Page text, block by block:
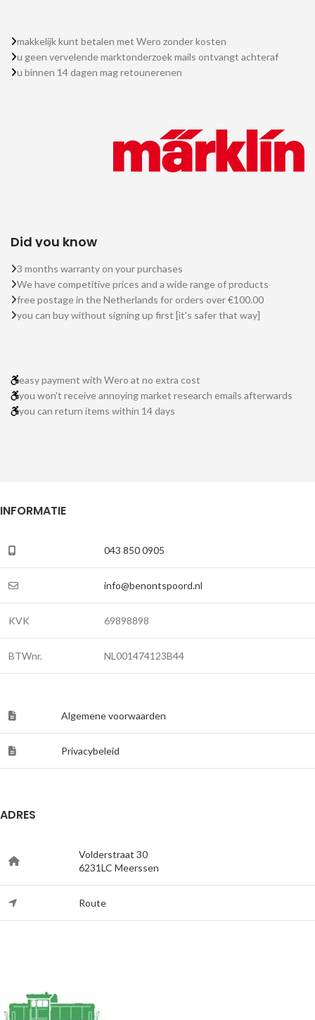
makkelijk kunt betalen met Wero zonder kosten
u geen vervelende marktonderzoek mails ontvangt achteraf
u binnen 14 dagen mag retounerenen
Did you know
3 months warranty on your purchases
We have competitive prices and a wide range of products
free postage in the Netherlands for orders over €100.00
you can buy without signing up first [it's safer that way]
easy payment with Wero at no extra cost
you won't receive annoying market research emails afterwards
you can return items within 14 days
INFORMATIE
043 850 0905
info@benontspoord.nl
KVK 69898898
BTWnr. NL001474123B44
Algemene voorwaarden
Privacybeleid
ADRES
Volderstraat 30
6231LC Meerssen
Route